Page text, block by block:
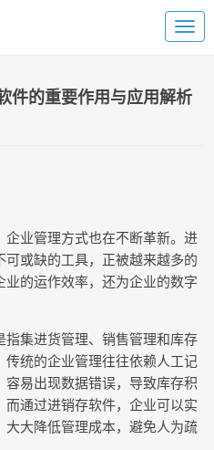
件的重要作用与应用解析
企业管理方式也在不断革新。进
或缺的工具，正被越来越多的
的运作效率，还为企业的数字
集进货管理、销售管理和库存
统的企业管理往往依赖人工记
易出现数据错误，导致库存积
通过进销存软件，企业可以实
大降低管理成本，避免人为疏